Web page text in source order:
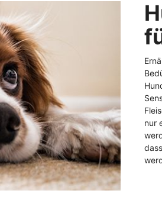
& Kauartikel
& Immunsystem
für Hunde
nur